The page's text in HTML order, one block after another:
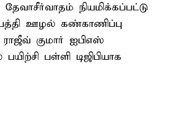
தேவாசீர்வாதம் நியமிக்கப்பட்டு
ஊழல் கண்காணிப்பு
ராஜீவ் குமார் ஐபிஎஸ்
பள்ளி டிஜிபியாக